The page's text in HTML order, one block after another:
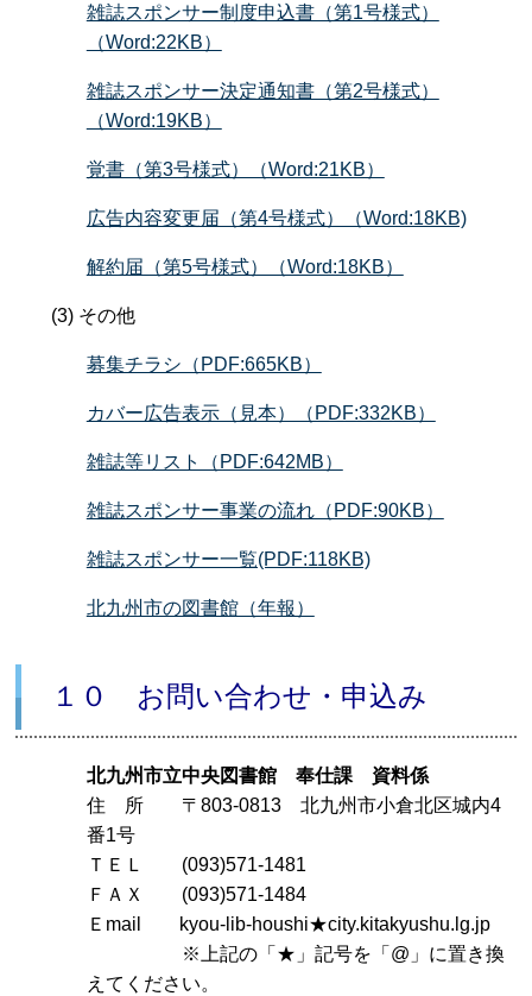
雑誌スポンサー制度申込書（第1号様式）
（Word:22KB）
雑誌スポンサー決定通知書（第2号様式）
（Word:19KB）
覚書（第3号様式）（Word:21KB）
広告内容変更届（第4号様式）（Word:18KB)
解約届（第5号様式）（Word:18KB）
(3) その他
募集チラシ（PDF:665KB）
カバー広告表示（見本）（PDF:332KB）
雑誌等リスト（PDF:642MB）
雑誌スポンサー事業の流れ（PDF:90KB）
雑誌スポンサー一覧(PDF:118KB)
北九州市の図書館（年報）
１０ お問い合わせ・申込み
北九州市立中央図書館 奉仕課 資料係
住 所 〒803-0813 北九州市小倉北区城内4
番1号
ＴＥＬ (093)571-1481
ＦＡＸ (093)571-1484
Ｅmail kyou-lib-houshi★city.kitakyushu.lg.jp
※上記の「★」記号を「@」に置き換
えてください。